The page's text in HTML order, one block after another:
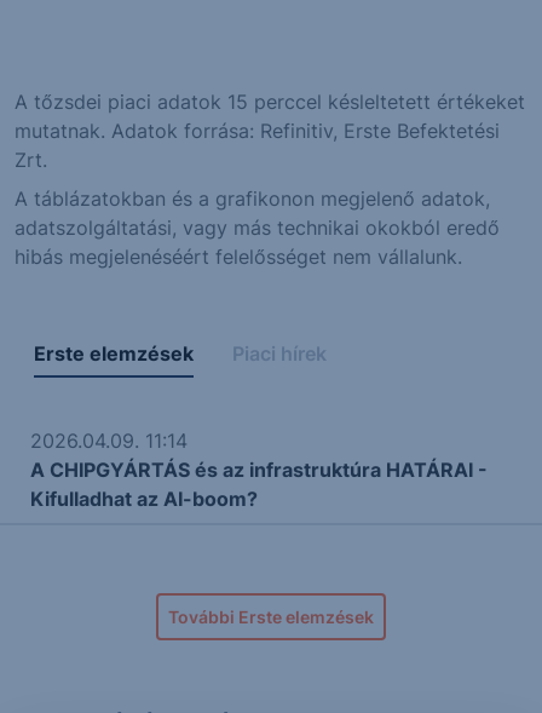
A tőzsdei piaci adatok 15 perccel késleltetett értékeket
mutatnak. Adatok forrása: Refinitiv, Erste Befektetési
Zrt.
A táblázatokban és a grafikonon megjelenő adatok,
adatszolgáltatási, vagy más technikai okokból eredő
hibás megjelenéséért felelősséget nem vállalunk.
Erste elemzések Piaci hírek
2026.04.09. 11:14
A CHIPGYÁRTÁS és az infrastruktúra HATÁRAI -
Kifulladhat az AI-boom?
További Erste elemzések